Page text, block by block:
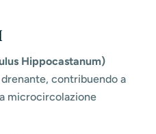
Hippocastanum)
contribuendo a
microcircolazione